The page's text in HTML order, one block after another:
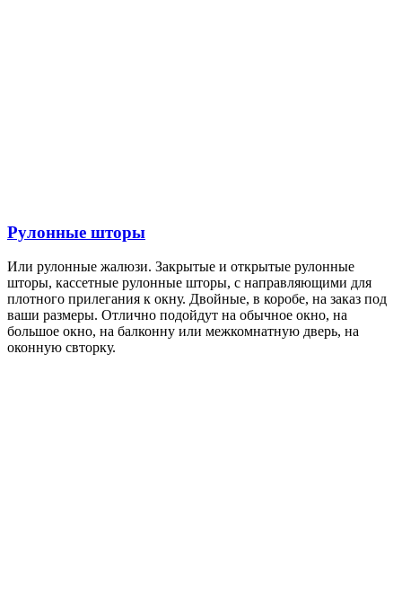
Рулонные шторы
Или рулонные жалюзи. Закрытые и открытые рулонные
шторы, кассетные рулонные шторы, с направляющими для
плотного прилегания к окну. Двойные, в коробе, на заказ под
ваши размеры. Отлично подойдут на обычное окно, на
большое окно, на балконну или межкомнатную дверь, на
оконную свторку.